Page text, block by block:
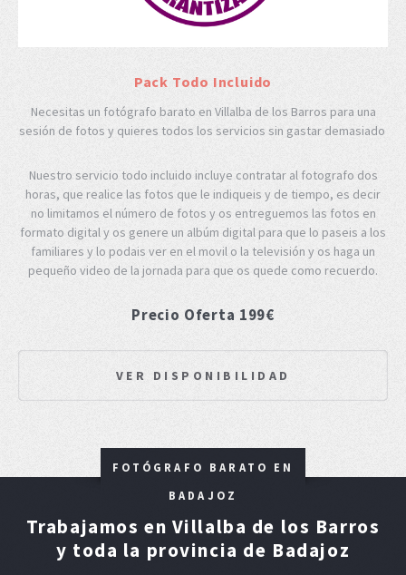
Pack Todo Incluido
Necesitas un fotógrafo barato en Villalba de los Barros para una
sesión de fotos y quieres todos los servicios sin gastar demasiado
Nuestro servicio todo incluido incluye contratar al fotografo dos
horas, que realice las fotos que le indiqueis y de tiempo, es decir
no limitamos el número de fotos y os entreguemos las fotos en
formato digital y os genere un albúm digital para que lo paseis a los
familiares y lo podais ver en el movil o la televisión y os haga un
pequeño video de la jornada para que os quede como recuerdo.
Precio Oferta 199€
VER DISPONIBILIDAD
FOTÓGRAFO BARATO EN
BADAJOZ
Trabajamos en Villalba de los Barros
y toda la provincia de Badajoz